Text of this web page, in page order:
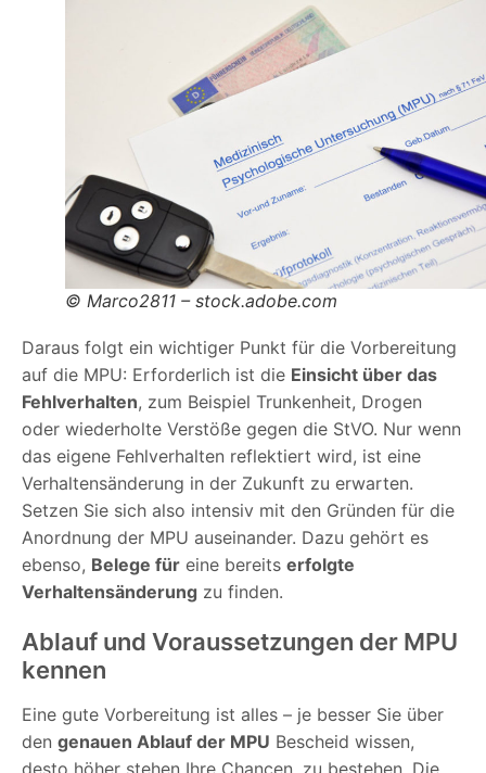
© Marco2811 – stock.adobe.com
Daraus folgt ein wichtiger Punkt für die Vorbereitung
auf die MPU: Erforderlich ist die Einsicht über das
Fehlverhalten, zum Beispiel Trunkenheit, Drogen
oder wiederholte Verstöße gegen die StVO. Nur wenn
das eigene Fehlverhalten reflektiert wird, ist eine
Verhaltensänderung in der Zukunft zu erwarten.
Setzen Sie sich also intensiv mit den Gründen für die
Anordnung der MPU auseinander. Dazu gehört es
ebenso, Belege für eine bereits erfolgte
Verhaltensänderung zu finden.
Ablauf und Voraussetzungen der MPU
kennen
Eine gute Vorbereitung ist alles – je besser Sie über
den genauen Ablauf der MPU Bescheid wissen,
desto höher stehen Ihre Chancen, zu bestehen. Die